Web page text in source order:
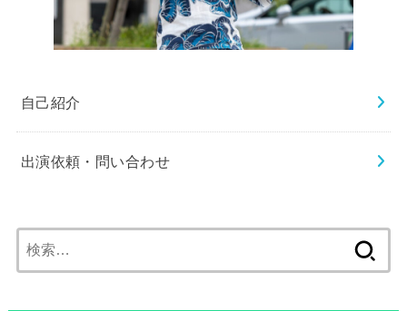
自己紹介
出演依頼・問い合わせ
索: